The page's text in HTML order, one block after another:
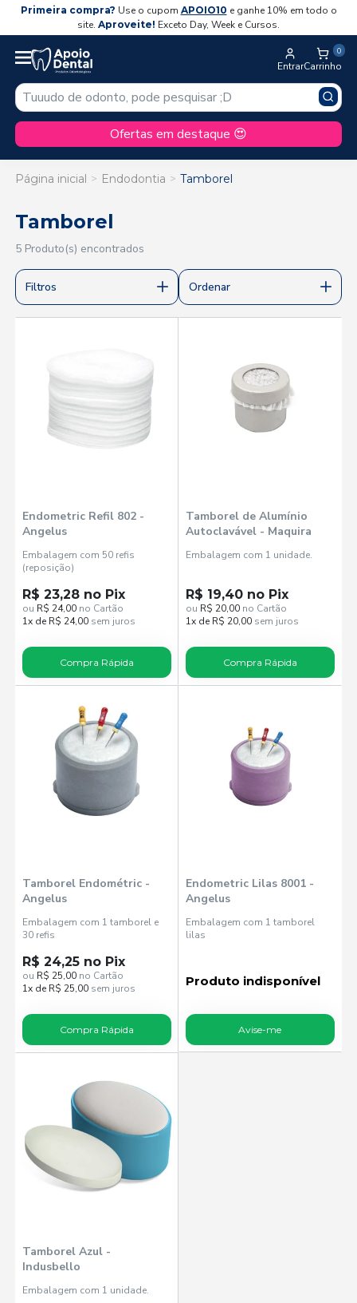
Primeira compra? Use o cupom APOIO10 e ganhe 10% em todo o
site. Aproveite! Exceto Day, Week e Cursos.
Entrar
0
Carrinho
Ofertas em destaque 😍
Página inicial Endodontia Tamborel
Tamborel
5 Produto(s) encontrados
Filtros Ordenar
Endometric Refil 802 -
Angelus
Embalagem com 50 refis
(reposição)
R$ 23,28 no Pix
ou R$ 24,00 no Cartão
1x de R$ 24,00 sem juros
Compra Rápida
Tamborel de Alumínio
Autoclavável - Maquira
Embalagem com 1 unidade.
R$ 19,40 no Pix
ou R$ 20,00 no Cartão
1x de R$ 20,00 sem juros
Compra Rápida
Tamborel Endométric -
Angelus
Embalagem com 1 tamborel e
30 refis
R$ 24,25 no Pix
ou R$ 25,00 no Cartão
1x de R$ 25,00 sem juros
Compra Rápida
Endometric Lilas 8001 -
Angelus
Embalagem com 1 tamborel
lilas
Produto indisponível
Avise-me
Tamborel Azul -
Indusbello
Embalagem com 1 unidade.